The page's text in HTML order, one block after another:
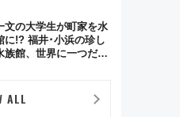
旅行まで狙える激アツ
まとめ（8/10まで）
文の大学生が町家を水
に!? 福井･小浜の珍し
族館、世界に一つだけ
ALL